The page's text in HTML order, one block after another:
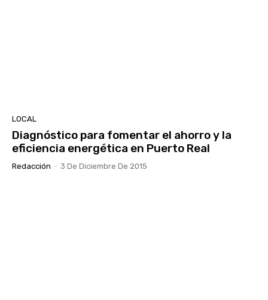
LOCAL
Diagnóstico para fomentar el ahorro y la
eficiencia energética en Puerto Real
Redacción - 3 De Diciembre De 2015